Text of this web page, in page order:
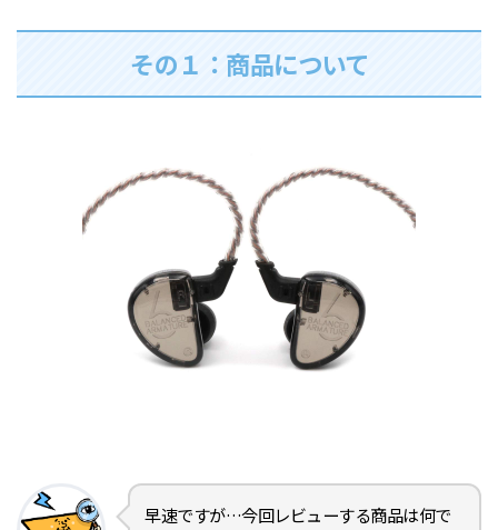
その１：商品について
早速ですが…今回レビューする商品は何で